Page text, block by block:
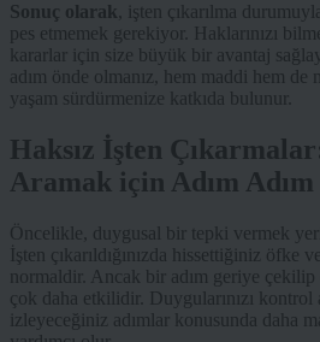
Sonuç olarak
, işten çıkarılma
pes etmemek gerekiyor. Haklarınızı
kararlar için size büyük bir avantaj
adım önde olmanız, hem maddi hem de
yaşam sürdürmenize katkıda bulunur.
Haksız İşten
Aramak için Adım
Öncelikle, duygusal bir tepki vermek
İşten çıkarıldığınızda hissettiğiniz öfke
normaldir. Ancak bir adım geriye
çok daha etkilidir. Duygularınızı kontrol
izleyeceğiniz adımlar konusunda daha